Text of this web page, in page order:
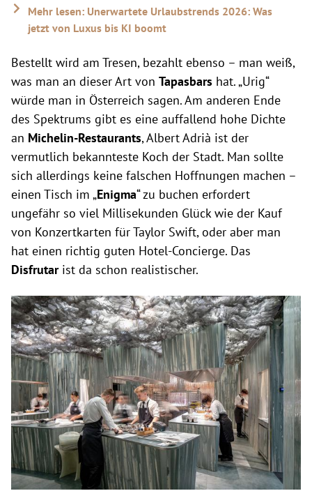
Mehr lesen: Unerwartete Urlaubstrends 2026: Was
jetzt von Luxus bis KI boomt
Bestellt wird am Tresen, bezahlt ebenso – man weiß,
was man an dieser Art von Tapasbars hat. „Urig“
würde man in Österreich sagen. Am anderen Ende
des Spektrums gibt es eine auffallend hohe Dichte
an Michelin-Restaurants, Albert Adrià ist der
vermutlich bekannteste Koch der Stadt. Man sollte
sich allerdings keine falschen Hoffnungen machen –
einen Tisch im „Enigma“ zu buchen erfordert
ungefähr so viel Millisekunden Glück wie der Kauf
von Konzertkarten für Taylor Swift, oder aber man
hat einen richtig guten Hotel-Concierge. Das
Disfrutar ist da schon realistischer.